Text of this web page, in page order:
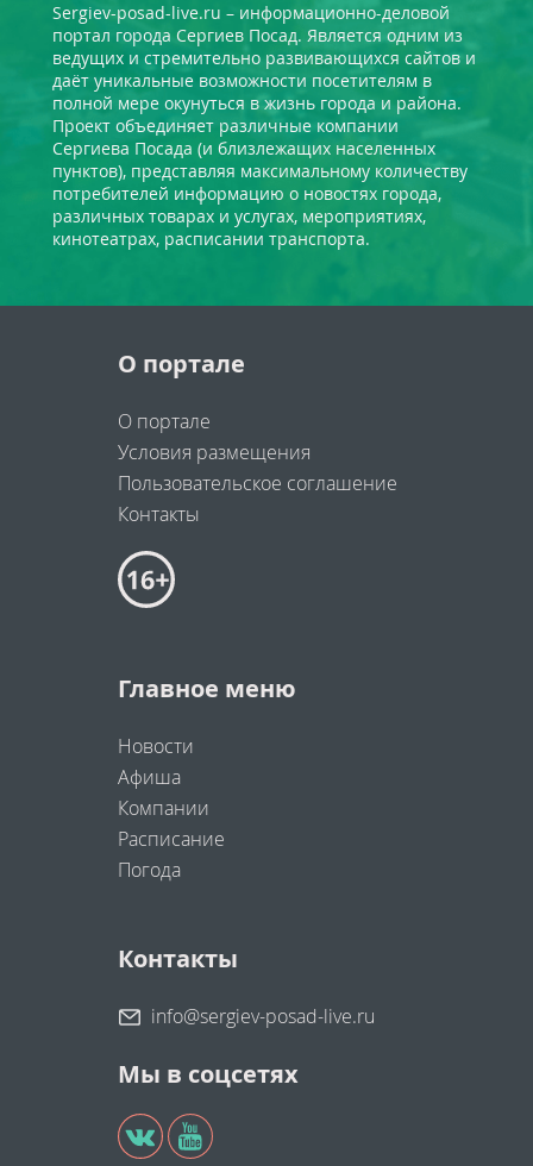
Sergiev-posad-live.ru – информационно-деловой
портал города Сергиев Посад. Является одним из
ведущих и стремительно развивающихся сайтов и
даёт уникальные возможности посетителям в
полной мере окунуться в жизнь города и района.
Проект объединяет различные компании
Сергиева Посада (и близлежащих населенных
пунктов), представляя максимальному количеству
потребителей информацию о новостях города,
различных товарах и услугах, мероприятиях,
кинотеатрах, расписании транспорта.
О портале
О портале
Условия размещения
Пользовательское соглашение
Контакты
Главное меню
Новости
Афиша
Компании
Расписание
Погода
Контакты
info@sergiev-posad-live.ru
Мы в соцсетях